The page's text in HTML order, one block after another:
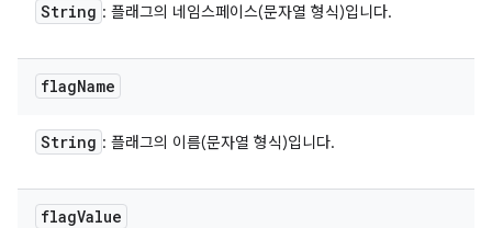
String : 플래그의 네임스페이스(문자열 형식)입니다.
flagName
String : 플래그의 이름(문자열 형식)입니다.
flagValue